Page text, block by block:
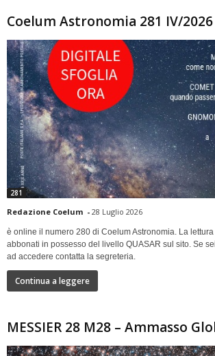
Coelum Astronomia 281 IV/
281
Redazione Coelum - 28 Luglio 2026
è online il numero 280 di Coelum Astronomia. La
abbonati in possesso del livello QUASAR sul sito. Se
ad accedere contatta la segreteria.
Continua a leggere
MESSIER 28 M28 – Ammasso